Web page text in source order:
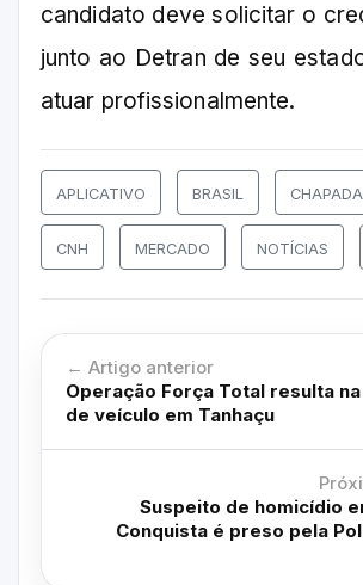
candidato deve solicitar o
junto ao Detran de seu
atuar profissionalmente.
APLICATIVO BRASIL
CNH MERCADO NOTÍCIAS
← Artigo anterior
Operação Força Total resulta
de veículo em Tanhaçu
Suspeito de homicídio
Conquista é preso pela